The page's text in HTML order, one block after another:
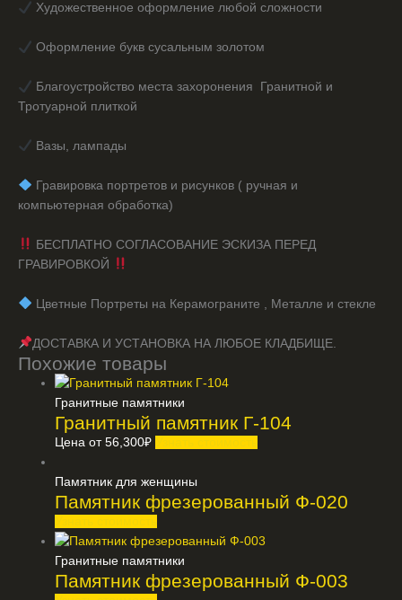
Художественное оформление любой сложности
Оформление букв сусальным золотом
Благоустройство места захоронения Гранитной и
Тротуарной плиткой
Вазы, лампады
️ Гравировка портретов и рисунков ( ручная и
компьютерная обработка)
БЕСПЛАТНО СОГЛАСОВАНИЕ ЭСКИЗА ПЕРЕД
ГРАВИРОВКОЙ
️ Цветные Портреты на Керамограните , Металле и стекле
ДОСТАВКА И УСТАНОВКА НА ЛЮБОЕ КЛАДБИЩЕ.
Похожие товары
Гранитные памятники
Гранитный памятник Г-104
Цена от56,300₽
Памятник для женщины
Памятник фрезерованный Ф-020
Гранитные памятники
Памятник фрезерованный Ф-003